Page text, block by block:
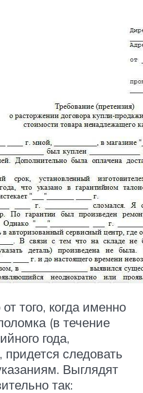
того, когда именно
(в течение
года,
придется следовать
Выглядят
так: